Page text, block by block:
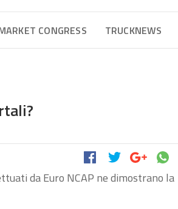
CONGRESS TRUCKNEWS
da Euro NCAP ne dimostrano la